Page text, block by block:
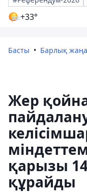
+33°
Басты Барлық
Жер
қарызы
құрайды